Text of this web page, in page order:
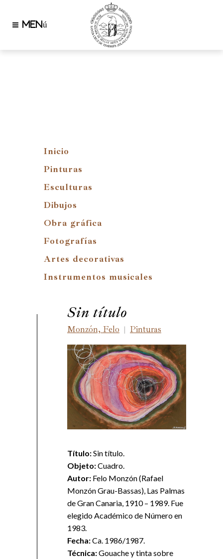
Inicio
Pinturas
Esculturas
Dibujos
Obra gráfica
Fotografías
Artes decorativas
Instrumentos musicales
Sin título
Monzón, Felo | Pinturas
Título:Sin título.
Objeto:Cuadro.
Autor: Felo Monzón (Rafael
Monzón Grau-Bassas), Las Palmas
de Gran Canaria, 1910 – 1989. Fue
elegido Académico de Número en
1983.
Fecha:Ca. 1986/1987.
Técnica:Gouache y tinta sobre